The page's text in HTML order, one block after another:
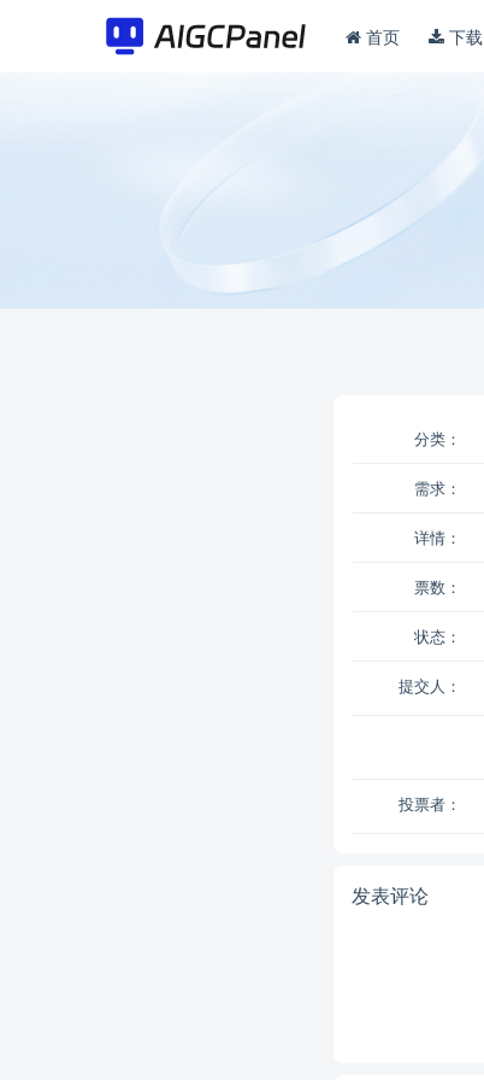
首页 下载
分类：
需求：
详情：
票数：
状态：
提交人：
投票者：
发表评论